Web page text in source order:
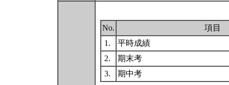
No.
項目
1.
平時成績
2.
期末考
3.
期中考